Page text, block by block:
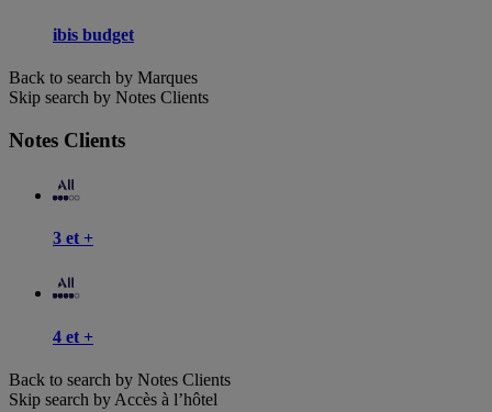
ibis budget
Back to search by Marques
Skip search by Notes Clients
Notes Clients
3 et +
4 et +
Back to search by Notes Clients
Skip search by Accès à l’hôtel